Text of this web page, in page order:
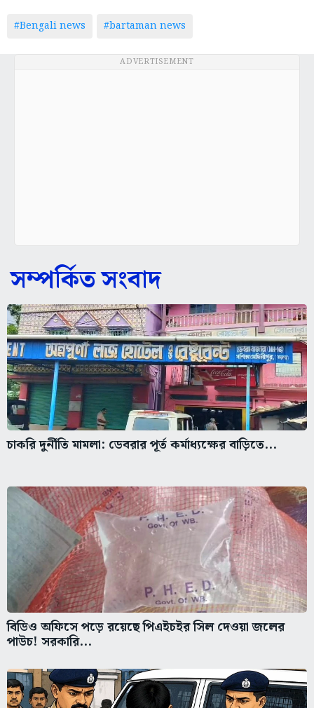
#Bengali news #bartaman news
ADVERTISEMENT
সম্পর্কিত সংবাদ
চাকরি দুর্নীতি মামলা: ডেবরার পূর্ত কর্মাধ্যক্ষের বাড়িতে...
বিডিও অফিসে পড়ে রয়েছে পিএইচইর সিল দেওয়া জলের
পাউচ! সরকারি...